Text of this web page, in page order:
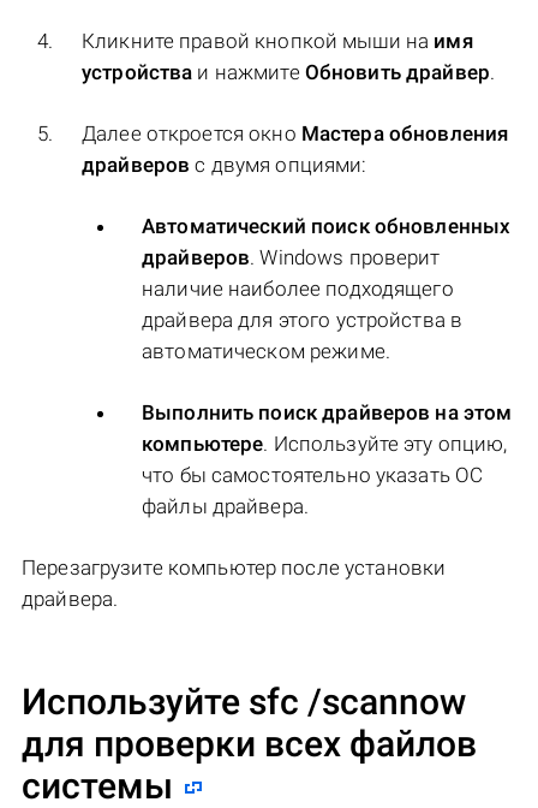
Кликните правой кнопкой мыши на имя
устройства и нажмите Обновить драйвер.
Далее откроется окно Мастера обновления
драйверов с двумя опциями:
Автоматический поиск обновленных
драйверов. Windows проверит
наличие наиболее подходящего
драйвера для этого устройства в
автоматическом режиме.
Выполнить поиск драйверов на этом
компьютере. Используйте эту опцию,
что бы самостоятельно указать ОС
файлы драйвера.
Перезагрузите компьютер после установки
драйвера.
Используйте sfc /scannow
для проверки всех файлов
системы